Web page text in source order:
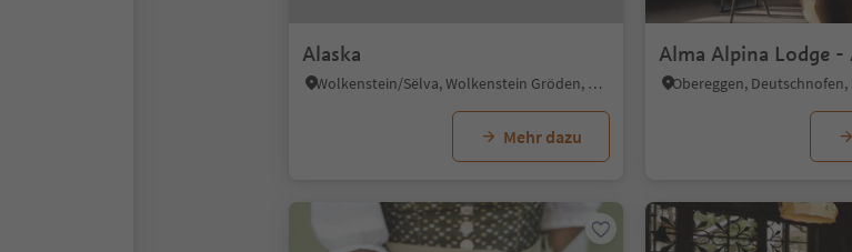
Alaska
Wolkenstein/Sëlva, Wolkenstein Gröden, Dolomitenregion Gröden
Mehr dazu
Alma Alpina Lodge